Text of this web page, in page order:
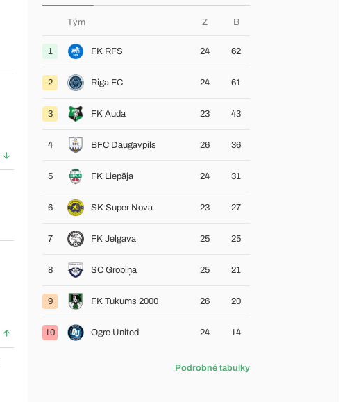
Tým Z B
1 FK RFS 24 62
2 Riga FC 24 61
3 FK Auda 23 43
4 BFC Daugavpils 26 36
5 FK Liepāja 24 31
6 SK Super Nova 23 27
7 FK Jelgava 25 25
8 SC Grobiņa 25 21
9 FK Tukums 2000 26 20
10 Ogre United 24 14
Podrobné tabulky